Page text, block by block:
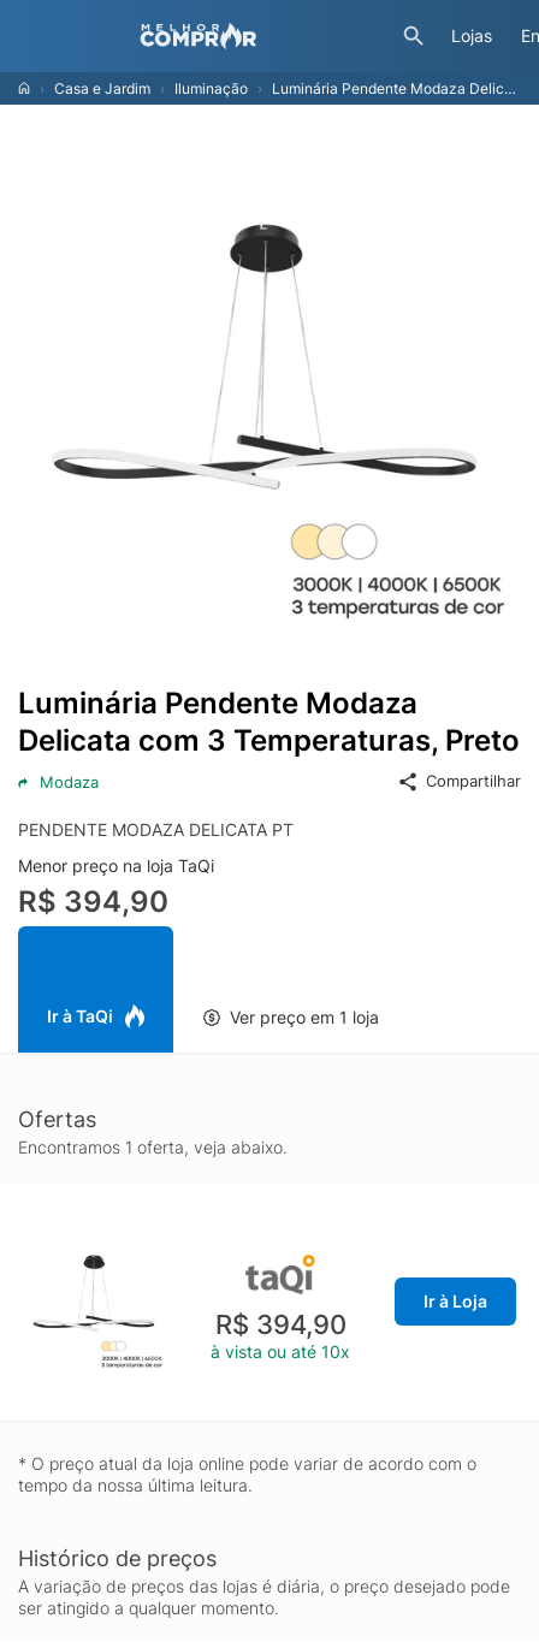
Lojas
Casa e Jardim Iluminação Luminária Pendente Modaza Delicata com 3 Temperaturas, Preto
Luminária Pendente Modaza
Delicata com 3 Temperaturas, Preto
Modaza Compartilhar
PENDENTE MODAZA DELICATA PT
Menor preço na loja TaQi
R$ 394,90
Ir à TaQi Ver preço em 1 loja
Ofertas
Encontramos 1 oferta, veja abaixo.
R$ 394,90
à vista ou até 10x
Ir à Loja
* O preço atual da loja online pode variar de acordo com o
tempo da nossa última leitura.
Histórico de preços
A variação de preços das lojas é diária, o preço desejado pode
ser atingido a qualquer momento.